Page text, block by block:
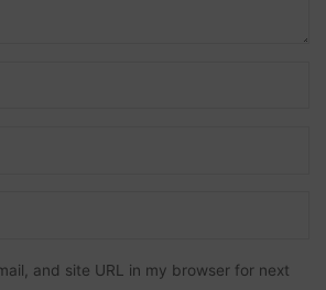
and site URL in my browser for next